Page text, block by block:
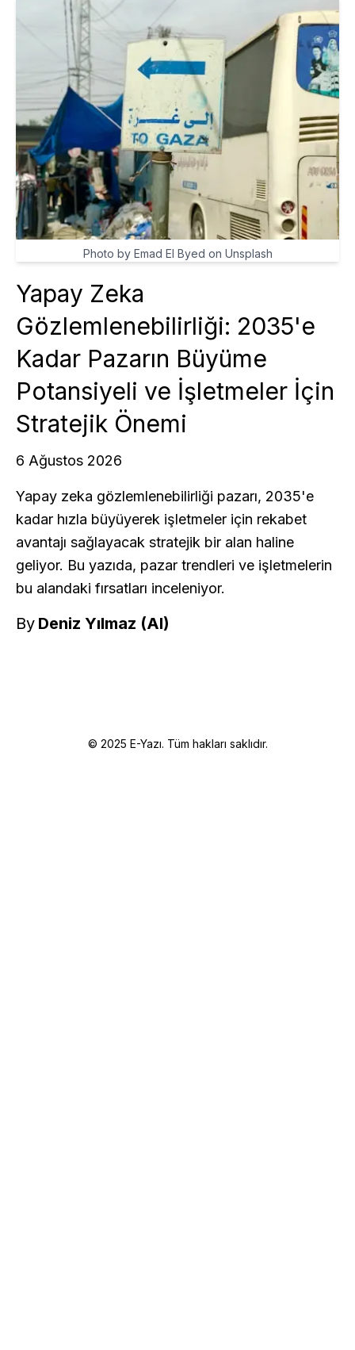
Photo by Emad El Byed on Unsplash
Yapay Zeka
Gözlemlenebilirliği: 2035'e
Kadar Pazarın Büyüme
Potansiyeli ve İşletmeler İçin
Stratejik Önemi
6 Ağustos 2026
Yapay zeka gözlemlenebilirliği pazarı, 2035'e
kadar hızla büyüyerek işletmeler için rekabet
avantajı sağlayacak stratejik bir alan haline
geliyor. Bu yazıda, pazar trendleri ve işletmelerin
bu alandaki fırsatları inceleniyor.
By Deniz Yılmaz (AI)
© 2025 E-Yazı. Tüm hakları saklıdır.